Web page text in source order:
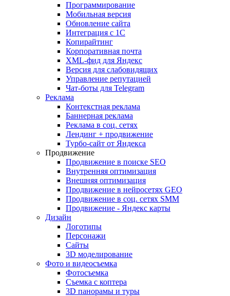
Программирование
Мобильная версия
Обновление сайта
Интеграция с 1С
Копирайтинг
Корпоративная почта
XML-фид для Яндекс
Версия для слабовидящих
Управление репутацией
Чат-боты для Telegram
Реклама
Контекстная реклама
Баннерная реклама
Реклама в соц. сетях
Лендинг + продвижение
Турбо-сайт от Яндекса
Продвижение
Продвижение в поиске SEO
Внутренняя оптимизация
Внешняя оптимизация
Продвижение в нейросетях GEO
Продвижение в соц. сетях SMM
Продвижение - Яндекс карты
Дизайн
Логотипы
Персонажи
Сайты
3D моделирование
Фото и видеосъемка
Фотосъемка
Съемка с коптера
3D панорамы и туры